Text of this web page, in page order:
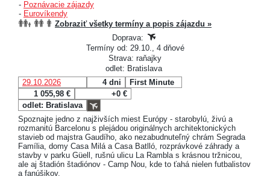
- Poznávacie zájazdy
- Eurovíkendy
Zobraziť všetky termíny a popis zájazdu »
Doprava:
Termíny od: 29.10., 4 dňové
Strava: raňajky
odlet: Bratislava
29.10.2026
4 dni
First Minute
1 055,98 €
+0 €
odlet: Bratislava
Spoznajte jedno z najživších miest Európy - starobylú, živú a
rozmanitú Barcelonu s plejádou originálnych architektonických
stavieb od majstra Gaudího, ako nezabudnuteľný chrám Segrada
Família, domy Casa Milá a Casa Batlló, rozprávkové záhrady a
stavby v parku Güell, rušnú ulicu La Rambla s krásnou tržnicou,
ale aj štadión štadiónov - Camp Nou, kde to ťahá nielen futbalistov
a fanúšikov.